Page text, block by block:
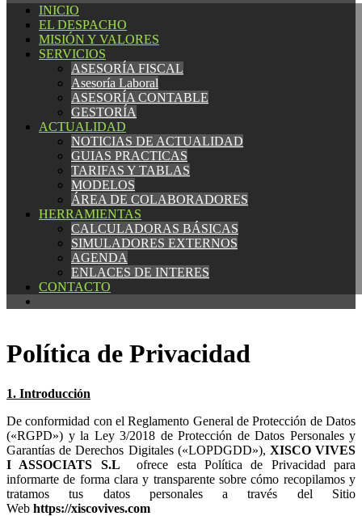
INICIO
EL DESPACHO
MISIÓN Y VALORES
SERVICIOS
ASESORÍA FISCAL
Asesoría Laboral
ASESORÍA CONTABLE
GESTORÍA
ACTUALIDAD
NOTICIAS DE ACTUALIDAD
GUIAS PRACTICAS
TARIFAS Y TABLAS
MODELOS
ÁREA DE COLABORADORES
HERRAMIENTAS
CALCULADORAS BÁSICAS
SIMULADORES EXTERNOS
AGENDA
ENLACES DE INTERES
CONTACTO
INICIO
EL DESPACHO
MISIÓN Y VALORES
SERVICIOS
ASESORÍA FISCAL
Asesoría Laboral
ASESORÍA CONTABLE
GESTORÍA
ACTUALIDAD
NOTICIAS DE ACTUALIDAD
GUIAS PRACTICAS
TARIFAS Y TABLAS
MODELOS
ÁREA DE COLABORADORES
HERRAMIENTAS
CALCULADORAS BÁSICAS
SIMULADORES EXTERNOS
AGENDA
ENLACES DE INTERES
CONTACTO
Política de Privacidad
1. Introducción
De conformidad con el Reglamento General de Protección de Datos
(«RGPD») y la Ley 3/2018 de Protección de Datos Personales y
Garantías de Derechos Digitales («LOPDGDD»),
ofrece esta Política de Privacidad para
informarte de forma clara y transparente sobre cómo recopilamos y
tratamos tus datos personales a través del Sitio
Web